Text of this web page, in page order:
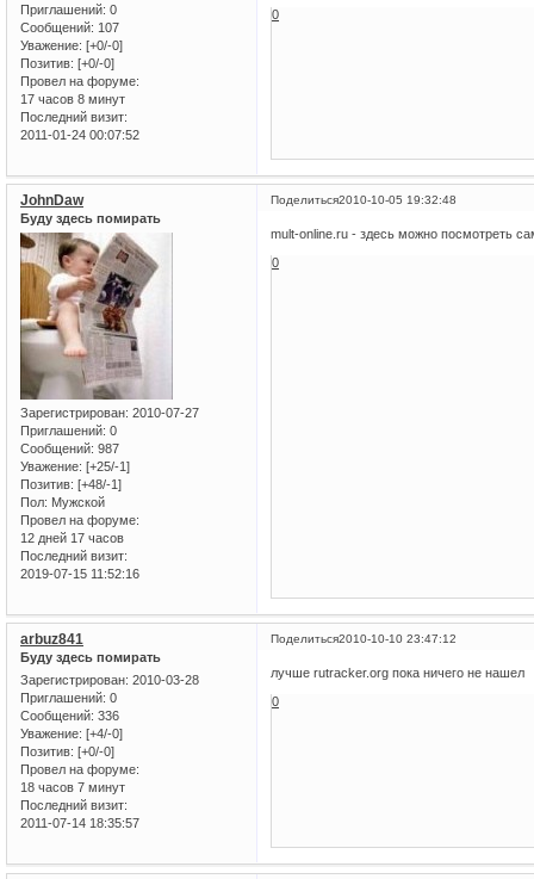
Приглашений: 0
Сообщений: 107
Уважение: [+0/-0]
Позитив: [+0/-0]
Провел на форуме:
17 часов 8 минут
Последний визит:
2011-01-24 00:07:52
0
Поделиться2010-10-05 19:32:48
JohnDaw
Буду здесь помирать
Зарегистрирован: 2010-07-27
Приглашений: 0
Сообщений: 987
Уважение: [+25/-1]
Позитив: [+48/-1]
Пол: Мужской
Провел на форуме:
12 дней 17 часов
Последний визит:
2019-07-15 11:52:16
mult-online.ru - здесь можно посмотреть
0
Поделиться2010-10-10 23:47:12
arbuz841
Буду здесь помирать
Зарегистрирован: 2010-03-28
Приглашений: 0
Сообщений: 336
Уважение: [+4/-0]
Позитив: [+0/-0]
Провел на форуме:
18 часов 7 минут
Последний визит:
2011-07-14 18:35:57
лучше rutracker.org пока ничего не нашел
0